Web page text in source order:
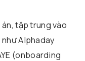
tập trung vào
Alphaday
(onboarding